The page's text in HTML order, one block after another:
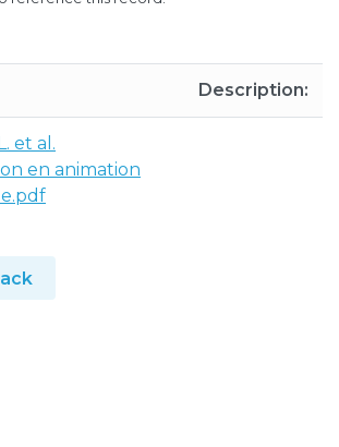
Description:
et al.
en animation